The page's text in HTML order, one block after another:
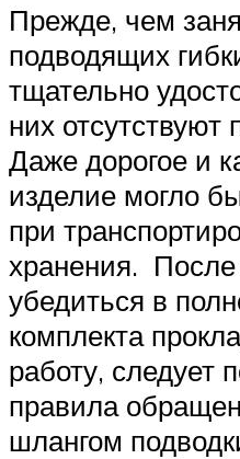
Прежде, чем
подводящих
тщательно
них отсутствуют
Даже дорогое и
изделие могло
при
хранения. После
убедиться в
комплекта
работу, следует
правила
шлангом